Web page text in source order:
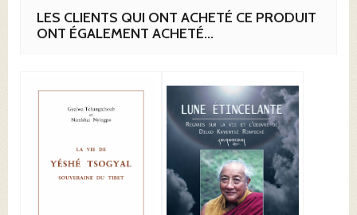
LES CLIENTS QUI ONT ACHETÉ CE PRODUIT
ONT ÉGALEMENT ACHETÉ...